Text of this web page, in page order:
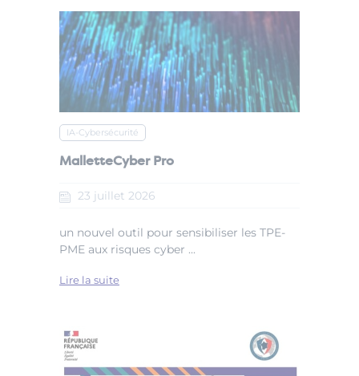
IA-Cybersécurité
MalletteCyber Pro
23 juillet 2026
un nouvel outil pour sensibiliser les TPE-
PME aux risques cyber ...
Lire la suite